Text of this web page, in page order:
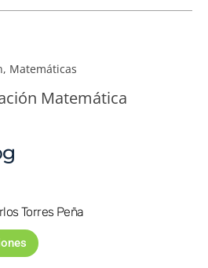
, Matemáticas
Matemática
Torres Peña